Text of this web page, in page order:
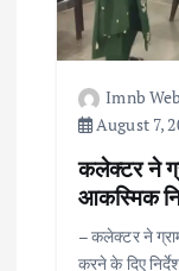
Imnb
August 7,
कलेक्टर ने
आकस्मिक
– कलेक्टर ने
करने के दिए